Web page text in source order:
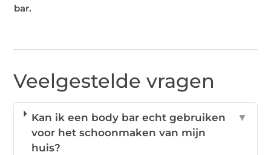
bar.
Veelgestelde vragen
Kan ik een body bar echt gebruiken
voor het schoonmaken van mijn
huis?
▼